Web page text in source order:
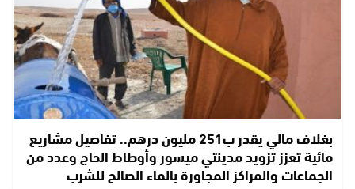
بغلاف مالي يقدر ب251 مليون درهم.. تفاصيل مشاريع
مائية تعزز تزويد مدينتي ميسور وأوطاط الحاج وعدد من
الجماعات والمراكز المجاورة بالماء الصالح للشرب